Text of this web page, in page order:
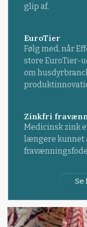
glip af.
EuroTier
Følg med, når
store EuroTier-
om
Zinkfri
Medicinsk zink
længere kunnet
Se